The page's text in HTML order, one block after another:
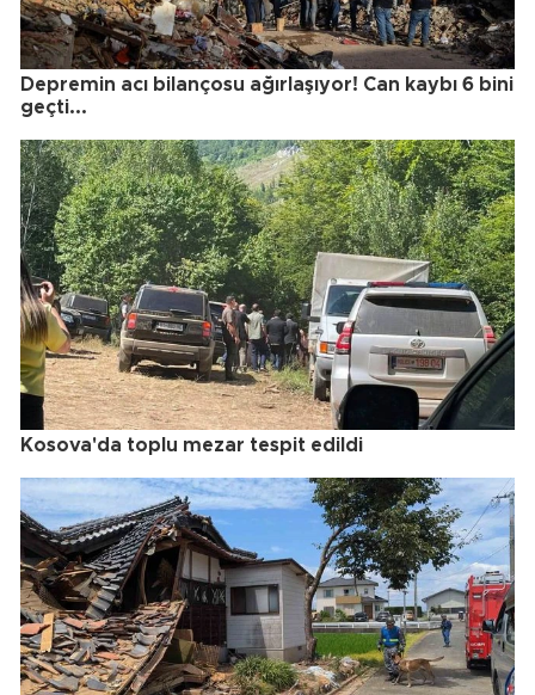
Depremin acı bilançosu ağırlaşıyor! Can kaybı 6 bini
geçti...
Kosova'da toplu mezar tespit edildi